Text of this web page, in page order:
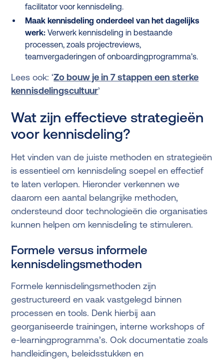
facilitator voor kennisdeling.
Maak kennisdeling onderdeel van het dagelijks
werk: Verwerk kennisdeling in bestaande
processen, zoals projectreviews,
teamvergaderingen of onboardingprogramma’s.
Lees ook: ‘Zo bouw je in 7 stappen een sterke
kennisdelingscultuur’
Wat zijn effectieve strategieën
voor kennisdeling?
Het vinden van de juiste methoden en strategieën
is essentieel om kennisdeling soepel en effectief
te laten verlopen. Hieronder verkennen we
daarom een aantal belangrijke methoden,
ondersteund door technologieën die organisaties
kunnen helpen om kennisdeling te stimuleren.
Formele versus informele
kennisdelingsmethoden
Formele kennisdelingsmethoden zijn
gestructureerd en vaak vastgelegd binnen
processen en tools. Denk hierbij aan
georganiseerde trainingen, interne workshops of
e-learningprogramma’s. Ook documentatie zoals
handleidingen, beleidsstukken en